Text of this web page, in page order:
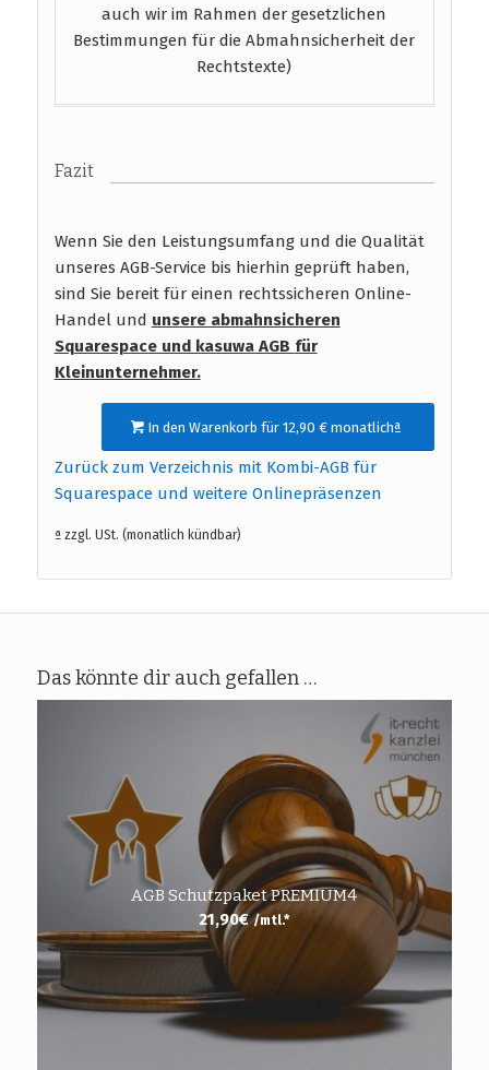
auch wir im Rahmen der gesetzlichen
Bestimmungen für die Abmahnsicherheit der
Rechtstexte)
Fazit
Wenn Sie den Leistungsumfang und die Qualität
unseres AGB-Service bis hierhin geprüft haben,
sind Sie bereit für einen rechtssicheren Online-
Handel und unsere abmahnsicheren
Squarespace und kasuwa AGB für
Kleinunternehmer.
In den Warenkorb für 12,90 € monatlichª
Zurück zum Verzeichnis mit Kombi-AGB für
Squarespace und weitere Onlinepräsenzen
ª zzgl. USt. (monatlich kündbar)
Das könnte dir auch gefallen …
AGB Schutzpaket PREMIUM4
21,90€ /mtl.*